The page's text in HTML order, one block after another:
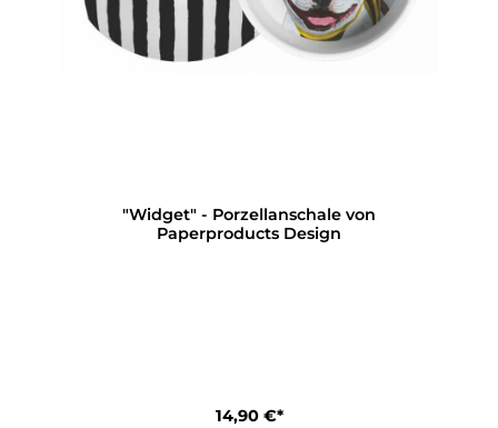
"Widget" - Porzellanschale von
Paperproducts Design
14,90 €*